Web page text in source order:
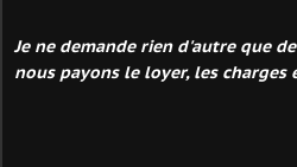
Je ne demande rien d'autre que
nous payons le loyer, les charges